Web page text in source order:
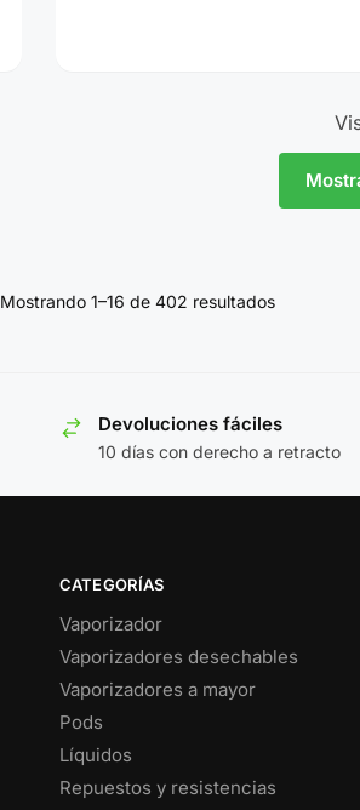
Mostrando 1–16 de 402 resultados
Devoluciones fáciles
10 días con derecho a retracto
CATEGORÍAS
Vaporizador
Vaporizadores desechables
Vaporizadores a mayor
Pods
Líquidos
Repuestos y resistencias